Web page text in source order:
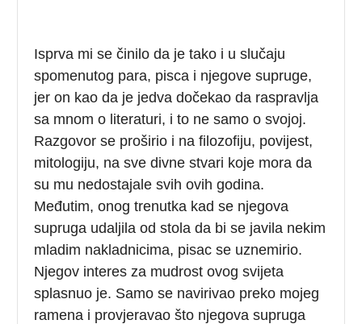
Isprva mi se činilo da je tako i u slučaju
spomenutog para, pisca i njegove supruge,
jer on kao da je jedva dočekao da raspravlja
sa mnom o literaturi, i to ne samo o svojoj.
Razgovor se proširio i na filozofiju, povijest,
mitologiju, na sve divne stvari koje mora da
su mu nedostajale svih ovih godina.
Međutim, onog trenutka kad se njegova
supruga udaljila od stola da bi se javila nekim
mladim nakladnicima, pisac se uznemirio.
Njegov interes za mudrost ovog svijeta
splasnuo je. Samo se navirivao preko mojeg
ramena i provjeravao što njegova supruga